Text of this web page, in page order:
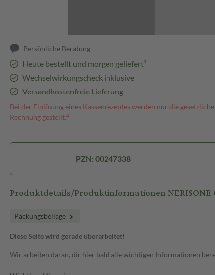
Persönliche Beratung
Heute bestellt und morgen geliefert³
Wechselwirkungscheck inklusive
Versandkostenfreie Lieferung
Bei der Einlösung eines Kassenrezeptes werden nur die
Rechnung gestellt.⁴
PZN: 00247338
Produktdetails/Produktinformationen NERISONE
Packungsbeilage
Diese Seite wird gerade überarbeitet!
Wir arbeiten daran, dir hier bald alle wichtigen Informationen